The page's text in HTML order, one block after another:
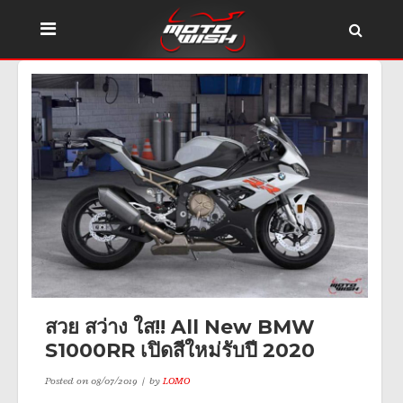
สวย สว่าง ใส!! All New BMW
S1000RR เปิดสีใหม่รับปี 2020
Posted on08/07/2019 byLOMO